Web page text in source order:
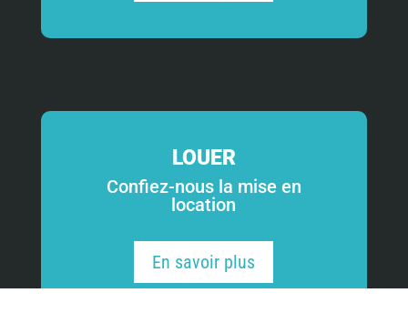
LOUER
Confiez-nous la mise en
location
En savoir plus